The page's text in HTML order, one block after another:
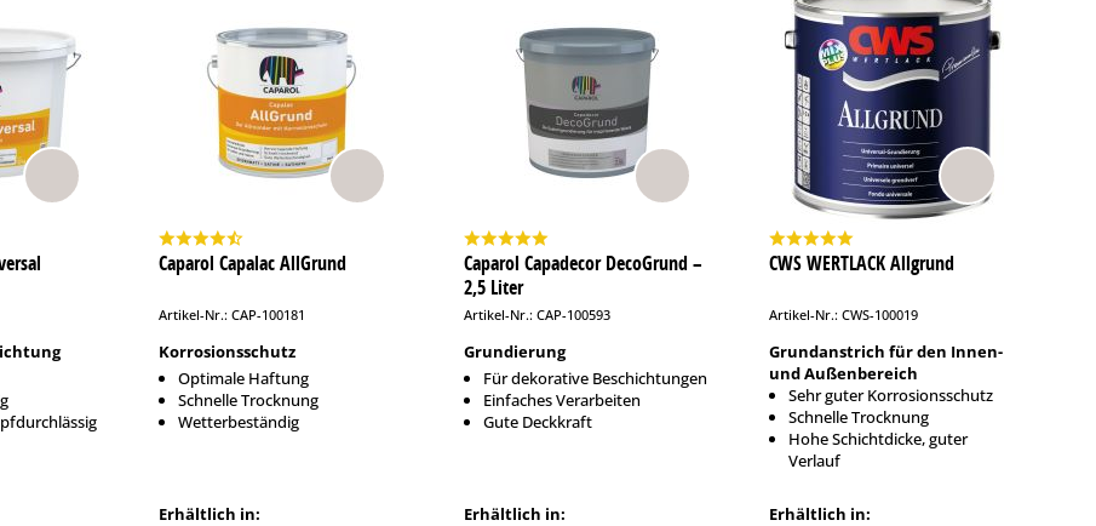
Caparol Capalac AllGrund
Artikel-Nr.: CAP-100181
Korrosionsschutz
Optimale Haftung
Schnelle Trocknung
Wetterbeständig
Erhältlich in:
Caparol Capadecor DecoGrund –
2,5 Liter
Artikel-Nr.: CAP-100593
Grundierung
Für dekorative Beschichtungen
Einfaches Verarbeiten
Gute Deckkraft
Erhältlich in:
CWS WERTLACK Allgrund
Artikel-Nr.: CWS-100019
Grundanstrich für den Innen-
und Außenbereich
Sehr guter Korrosionsschutz
Schnelle Trocknung
Hohe Schichtdicke, guter
Verlauf
Erhältlich in: